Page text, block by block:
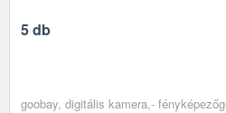
5 db
goobay, digitális kamera,-